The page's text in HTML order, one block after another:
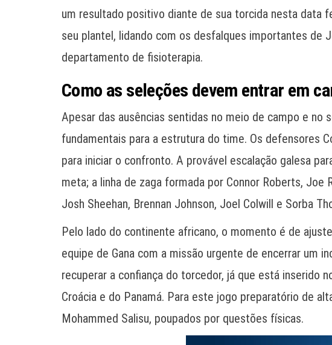
um resultado positivo diante de sua torcida nesta data
seu plantel, lidando com os desfalques importantes de
departamento de fisioterapia.
Como as seleções devem entrar em
Apesar das ausências sentidas no meio de campo e
fundamentais para a estrutura do time. Os defensores
para iniciar o confronto. A provável escalação galesa
meta; a linha de zaga formada por Connor Roberts, Joe
Josh Sheehan, Brennan Johnson, Joel Colwill e Sorba
Pelo lado do continente africano, o momento é de
equipe de Gana com a missão urgente de encerrar um
recuperar a confiança do torcedor, já que está inserido
Croácia e do Panamá. Para este jogo preparatório de
Mohammed Salisu, poupados por questões físicas.